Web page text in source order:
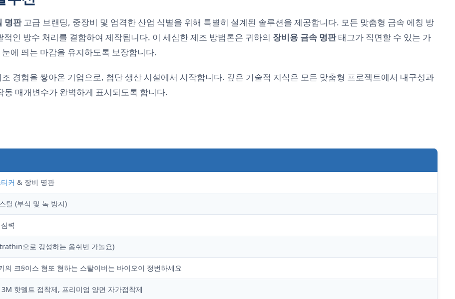
명판고급 브랜딩, 중장비 및 엄격한 산업 식별을 위해 특별히 설계된 솔루션을 제공합니다. 모든 맞춤형 금속 에칭 방
인 방수 처리를 결합하여 제작됩니다. 이 세심한 제조 방법론은 귀하의 장비용 금속 명판태그가 직면할 수 있는 가
에 띄는 마감을 유지하도록 보장합니다.
경험을 쌓아온 기업으로, 첨단 생산 시설에서 시작합니다. 깊은 기술적 지식은 모든 맞춤형 프로젝트에서 내구성과
매개변수가 완벽하게 표시되도록 합니다.
커 & 장비 명판
틸 (부식 및 녹 방지)
력
으로 강성하는 옵쉬번 가놀요)
의 크Ꞩ이스 혐또 혐하는 스탈이버는 바이오이 정번하세요
핫멜트 접착제, 프리미엄 양면 자가접착제